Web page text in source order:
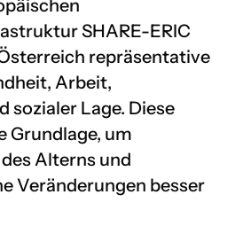
SHARE-ERIC
repräsentative
Arbeit,
sozialer Lage. Diese
Grundlage, um
Alterns und
Veränderungen besser